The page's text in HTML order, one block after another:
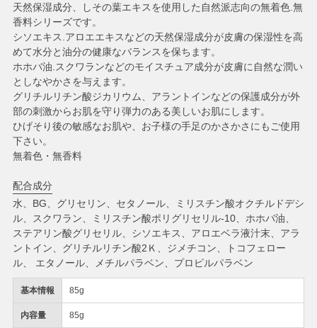
基本情報 85g
内容量 85g
天然保湿成分、しその葉エキスを使用した自然派志向の無着色.無
香料シリーズです。
シソエキス.アロエエキスなどの天然保湿成分が皮膚の保湿性を高
めて水分と油分の健康なバランスを保ちます。
ホホバ油.スクワランなどのモイスチュア成分が皮膚に自然な潤い
としなやかさを与えます。
グリチルリチン酸ジカリウム、アラントインなどの保護成分が外
部の刺激からお肌を守り弾力のある美しいお肌にします。
ひげそり後の敏感なお肌や、お子様の手足のかさかさにもご使用
下さい。
無着色・無香料
配合成分
水、BG、グリセリン、セタノール、ミリスチン酸オクチルドデシ
ル、スクワラン、ミリスチン酸ポリグリセリル-10、ホホバ油、
ステアリン酸グリセリル、シソエキス、アロエベラ液汁末、アラ
ントイン、グリチルリチン酸2Ｋ、ジメチコン、トコフェロー
ル、 エタノール、メチルパラベン、プロピルパラベン